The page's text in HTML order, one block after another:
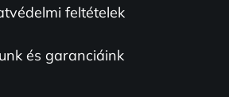
á
e
feltételek
és garanciáink